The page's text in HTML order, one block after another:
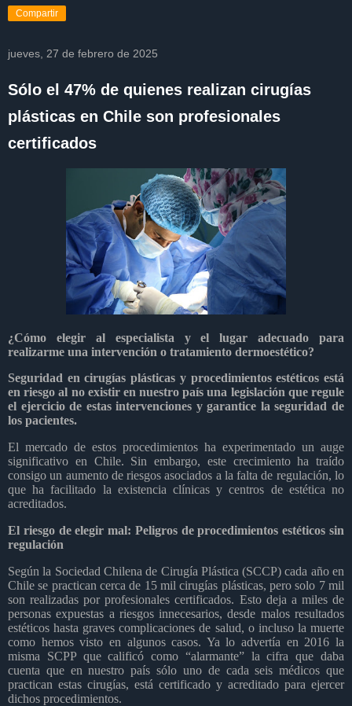
Compartir
jueves, 27 de febrero de 2025
Sólo el 47% de quienes realizan cirugías
plásticas en Chile son profesionales
certificados
¿Cómo elegir al especialista y el lugar adecuado para
realizarme una intervención o tratamiento dermoestético?
Seguridad en cirugías plásticas y procedimientos estéticos está
en riesgo al no existir en nuestro país una legislación que regule
el ejercicio de estas intervenciones y garantice la seguridad de
los pacientes.
El mercado de estos procedimientos ha experimentado un auge
significativo en Chile. Sin embargo, este crecimiento ha traído
consigo un aumento de riesgos asociados a la falta de regulación, lo
que ha facilitado la existencia clínicas y centros de estética no
acreditados.
El riesgo de elegir mal: Peligros de procedimientos estéticos sin
regulación
Según la Sociedad Chilena de Cirugía Plástica (SCCP) cada año en
Chile se practican cerca de 15 mil cirugías plásticas, pero solo 7 mil
son realizadas por profesionales certificados. Esto deja a miles de
personas expuestas a riesgos innecesarios, desde malos resultados
estéticos hasta graves complicaciones de salud, o incluso la muerte
como hemos visto en algunos casos. Ya lo advertía en 2016 la
misma SCPP que calificó como “alarmante” la cifra que daba
cuenta que en nuestro país sólo uno de cada seis médicos que
practican estas cirugías, está certificado y acreditado para ejercer
dichos procedimientos.